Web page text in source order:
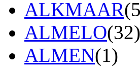
ALKMAAR
ALMELO(32)
ALMEN(1)